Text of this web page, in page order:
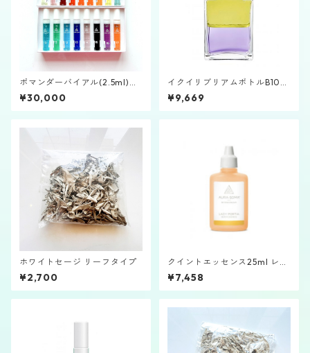
ポマンダーバイアル(2.5ml)ス
プレーセット
¥30,000
イクイリブリアムボトルB106
「大天使ラツィエル」
¥9,669
ホワイトセージ リーフタイプ
¥2,700
クイントエッセンス25ml レデ
ィポルシャ
¥7,458